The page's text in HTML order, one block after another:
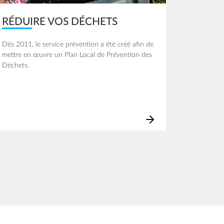
RÉDUIRE VOS DÉCHETS
Dès 2011, le service prévention a été créé afin de
mettre en œuvre un Plan Local de Prévention des
Déchets.